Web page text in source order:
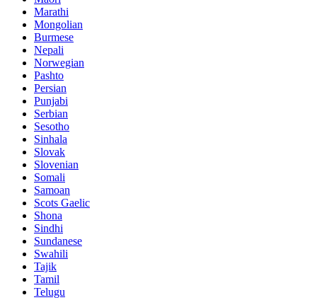
Marathi
Mongolian
Burmese
Nepali
Norwegian
Pashto
Persian
Punjabi
Serbian
Sesotho
Sinhala
Slovak
Slovenian
Somali
Samoan
Scots Gaelic
Shona
Sindhi
Sundanese
Swahili
Tajik
Tamil
Telugu